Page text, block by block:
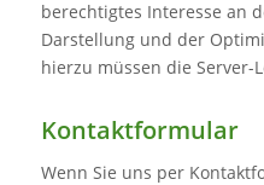
berechtigtes Interesse an
Darstellung und der
hierzu müssen die Server-
Kontaktformular
Wenn Sie uns per